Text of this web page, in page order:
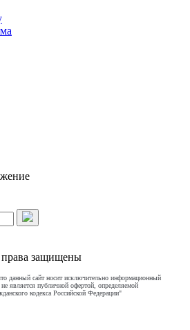
права защищены
данный сайт носит исключительно информационный
является публичной офертой, определяемой
кодекса Российской Федерации"